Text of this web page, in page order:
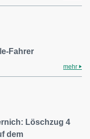
Fahrer
mehr
Löschzug 4
dem